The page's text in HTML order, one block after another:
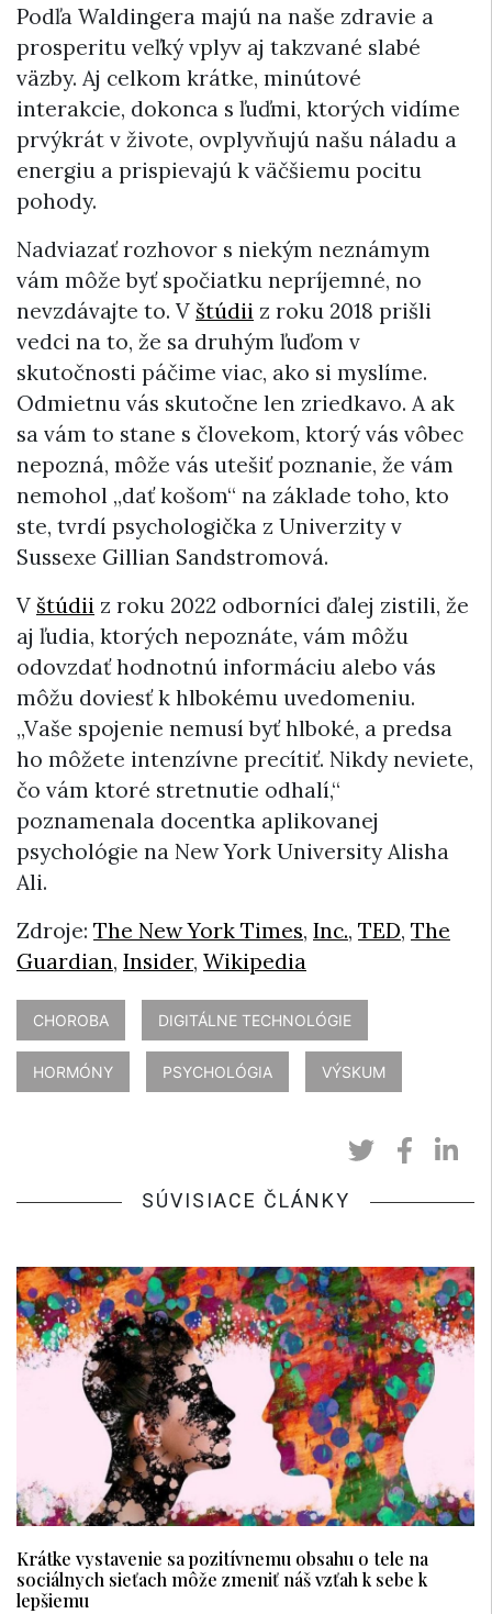
Podľa Waldingera majú na naše zdravie a
prosperitu veľký vplyv aj takzvané slabé
väzby. Aj celkom krátke, minútové
interakcie, dokonca s ľuďmi, ktorých vidíme
prvýkrát v živote, ovplyvňujú našu náladu a
energiu a prispievajú k väčšiemu pocitu
pohody.
Nadviazať rozhovor s niekým neznámym
vám môže byť spočiatku nepríjemné, no
nevzdávajte to. V štúdii z roku 2018 prišli
vedci na to, že sa druhým ľuďom v
skutočnosti páčime viac, ako si myslíme.
Odmietnu vás skutočne len zriedkavo. A ak
sa vám to stane s človekom, ktorý vás vôbec
nepozná, môže vás utešiť poznanie, že vám
nemohol „dať košom“ na základe toho, kto
ste, tvrdí psychologička z Univerzity v
Sussexe Gillian Sandstromová.
V štúdii z roku 2022 odborníci ďalej zistili, že
aj ľudia, ktorých nepoznáte, vám môžu
odovzdať hodnotnú informáciu alebo vás
môžu doviesť k hlbokému uvedomeniu.
„Vaše spojenie nemusí byť hlboké, a predsa
ho môžete intenzívne precítiť. Nikdy neviete,
čo vám ktoré stretnutie odhalí,“
poznamenala docentka aplikovanej
psychológie na New York University Alisha
Ali.
Zdroje: The New York Times, Inc., TED, The
Guardian, Insider, Wikipedia
CHOROBA DIGITÁLNE TECHNOLÓGIE
HORMÓNY PSYCHOLÓGIA VÝSKUM
SÚVISIACE ČLÁNKY
Krátke vystavenie sa pozitívnemu obsahu o tele na
sociálnych sieťach môže zmeniť náš vzťah k sebe k
lepšiemu